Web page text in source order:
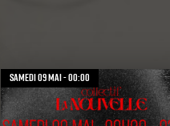
samedi 09 mai - 00:00